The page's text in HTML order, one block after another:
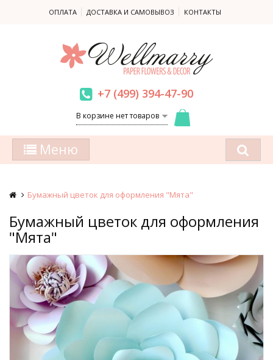
ОПЛАТА ДОСТАВКА И САМОВЫВОЗ КОНТАКТЫ
+7 (499) 394-47-90
В корзине нет товаров
Меню
Бумажный цветок для оформления "Мята"
Бумажный цветок для оформления
"Мята"